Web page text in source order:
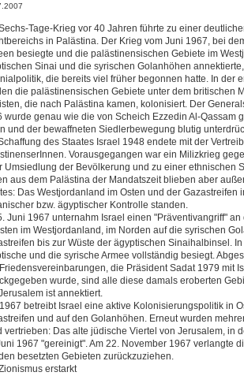
Tage-Krieg vor 40 Jahren führte zu einer
in Palästina. Der Krieg vom Juni 1967, bei
besiegte und die palästinensischen Gebiete im
Sinai und die syrischen Golanhöhen
die bereits viel früher begonnen hatte. In der
die palästinensischen Gebiete unter dem britischen
die nach Palästina kamen, kolonisiert. Der
wurde genau wie die von Scheich Ezzedin Al-Qassam
und der bewaffneten Siedlerbewegung blutig
des Staates Israel 1948 endete mit der
Vorausgegangen war ein Milizkrieg
Umsiedlung der Bevölkerung und zu einer ethnischen
aus dem Palästina der Mandatszeit blieben aber
Das Westjordanland im Osten und der Gazastreifen
bzw. ägyptischer Kontrolle standen.
Juni 1967 unternahm Israel einen "Präventivangriff"
im Westjordanland, im Norden auf die syrischen
bis zur Wüste der ägyptischen Sinaihalbinsel.
und die syrische Armee vollständig besiegt.
die Präsident Sadat 1979 mit
wurde, sind alle diese damals eroberten
ist annektiert.
betreibt Israel eine aktive Kolonisierungspolitik in
und auf den Golanhöhen. Erneut wurden
vertrieben: Das alte jüdische Viertel von Jerusalem, in
1967 "gereinigt". Am 22. November 1967 verlangte
besetzten Gebieten zurückzuziehen.
erstarkt